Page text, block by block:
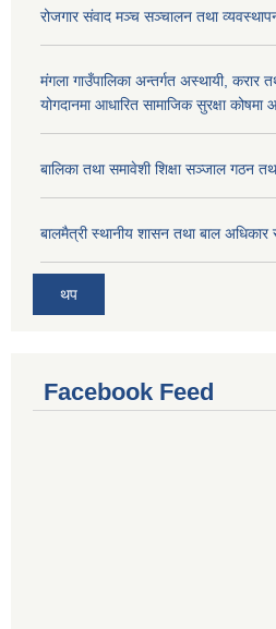
रोजगार संवाद मञ्च सञ्चालन तथा
मंगला गाउँपालिका अन्तर्गत अस्थायी, करार
योगदानमा आधारित सामाजिक सुरक्षा कोषमा
बालिका तथा समावेशी शिक्षा सञ्जाल गठन
बालमैत्री स्थानीय शासन तथा बाल अधिकार
थप
Facebook Feed